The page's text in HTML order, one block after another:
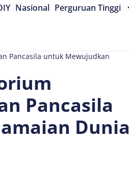
Nasional Perguruan Tinggi
Pancasila untuk Mewujudkan
Pancasila
Dunia